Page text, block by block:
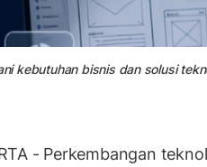
kebutuhan bisnis dan solusi
- Perkembangan